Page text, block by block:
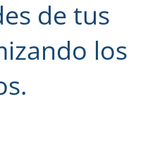
de tus
los